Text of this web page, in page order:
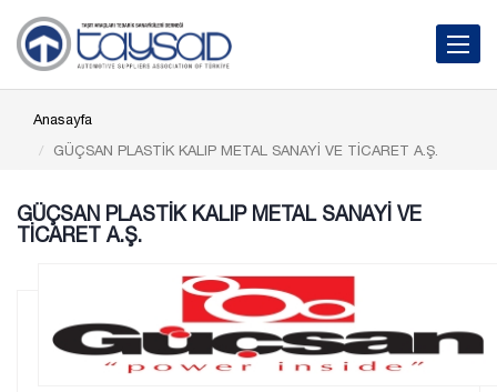
Toggle
Anasayfa
GÜÇSAN PLASTİK KALIP METAL SANAYİ VE TİCARET A.Ş.
GÜÇSAN PLASTİK KALIP METAL SANAYİ VE
TİCARET A.Ş.